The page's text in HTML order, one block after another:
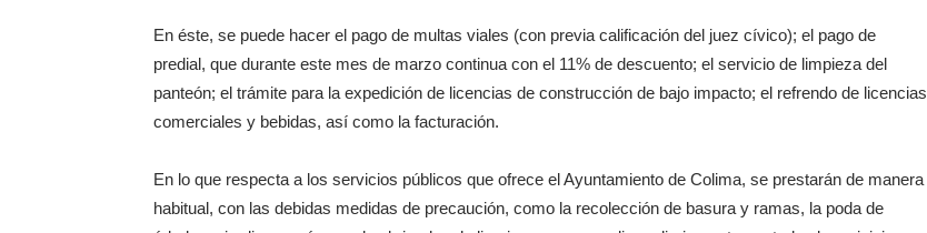
En éste, se puede hacer el pago de multas viales (con previa calificación del juez cívico); el pago de
predial, que durante este mes de marzo continua con el 11% de descuento; el servicio de limpieza del
panteón; el trámite para la expedición de licencias de construcción de bajo impacto; el refrendo de licencias
comerciales y bebidas, así como la facturación.
En lo que respecta a los servicios públicos que ofrece el Ayuntamiento de Colima, se prestarán de manera
habitual, con las debidas medidas de precaución, como la recolección de basura y ramas, la poda de